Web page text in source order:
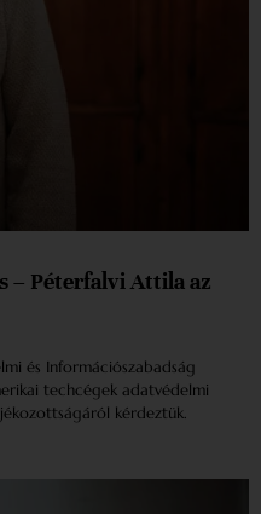
– Péterfalvi Attila az
és Információszabadság
techcégek adatvédelmi
kérdeztük.